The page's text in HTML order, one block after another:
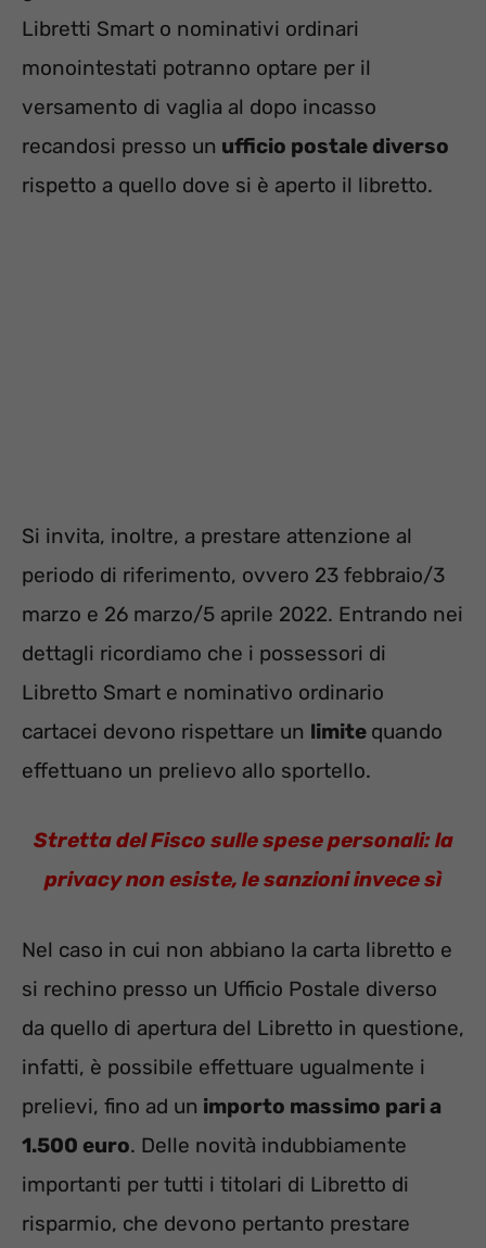
Libretti Smart o nominativi ordinari
monointestati potranno optare per il
versamento di vaglia al dopo incasso
recandosi presso un ufficio postale diverso
rispetto a quello dove si è aperto il libretto.
Si invita, inoltre, a prestare attenzione al
periodo di riferimento, ovvero 23 febbraio/3
marzo e 26 marzo/5 aprile 2022. Entrando nei
dettagli ricordiamo che i possessori di
Libretto Smart e nominativo ordinario
cartacei devono rispettare un limite quando
effettuano un prelievo allo sportello.
Stretta del Fisco sulle spese personali: la
privacy non esiste, le sanzioni invece sì
Nel caso in cui non abbiano la carta libretto e
si rechino presso un Ufficio Postale diverso
da quello di apertura del Libretto in questione,
infatti, è possibile effettuare ugualmente i
prelievi, fino ad un importo massimo pari a
1.500 euro. Delle novità indubbiamente
importanti per tutti i titolari di Libretto di
risparmio, che devono pertanto prestare